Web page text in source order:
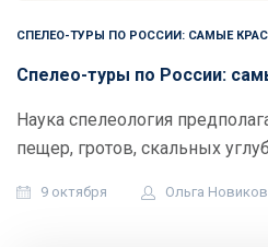
СПЕЛЕО-ТУРЫ ПО РОССИИ: САМЫЕ
Спелео-туры по России:
Наука спелеология
пещер, гротов, скальных
9 октября Ольга